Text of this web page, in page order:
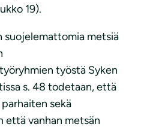
19).
suojelemattomia metsiä
työstä Syken
s. 48 todetaan, että
sekä
että vanhan metsän